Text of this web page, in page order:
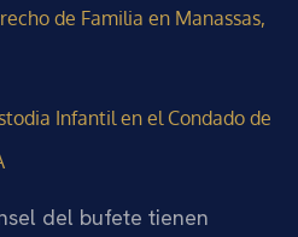
de Familia en Manassas,
Infantil en el Condado de
del bufete tienen